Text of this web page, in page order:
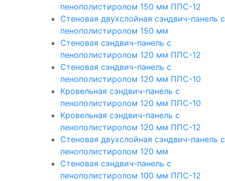
пенополистиролом 150 мм ППС-12
Стеновая двухслойная сэндвич-панель с
пенополистиролом 150 мм
Стеновая сэндвич-панель с
пенополистиролом 120 мм ППС-12
Стеновая сэндвич-панель с
пенополистиролом 120 мм ППС-10
Кровельная сэндвич-панель с
пенополистиролом 120 мм ППС-10
Кровельная сэндвич-панель с
пенополистиролом 120 мм ППС-12
Стеновая двухслойная сэндвич-панель с
пенополистиролом 120 мм
Стеновая сэндвич-панель с
пенополистиролом 100 мм ППС-12